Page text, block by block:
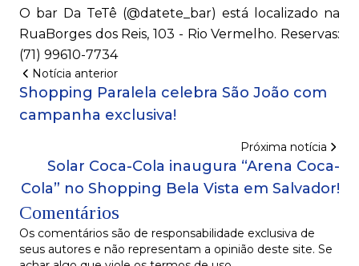
O bar Da TeTê (@datete_bar) está localizado na
RuaBorges dos Reis, 103 - Rio Vermelho. Reservas:
(71) 99610-7734
Notícia anterior
Shopping Paralela celebra São João com
campanha exclusiva!
Próxima notícia
Solar Coca-Cola inaugura “Arena Coca-
Cola” no Shopping Bela Vista em Salvador!
Comentários
Os comentários são de responsabilidade exclusiva de
seus autores e não representam a opinião deste site. Se